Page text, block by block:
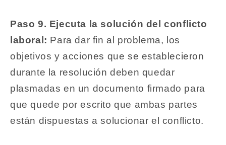
Paso 9. Ejecuta la solución del conflicto
laboral: Para dar fin al problema, los
objetivos y acciones que se establecieron
durante la resolución deben quedar
plasmadas en un documento firmado para
que quede por escrito que ambas partes
están dispuestas a solucionar el conflicto.